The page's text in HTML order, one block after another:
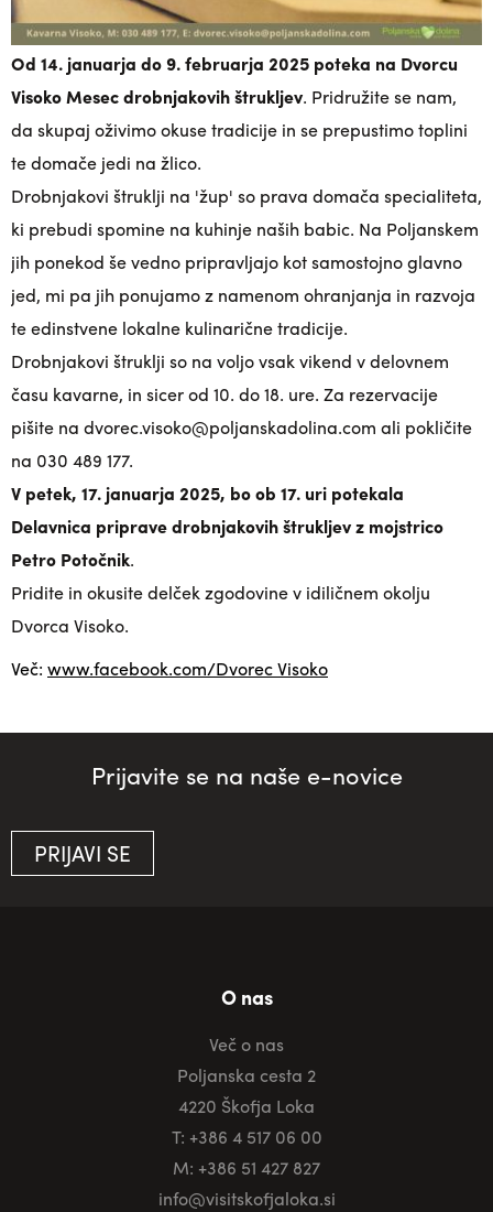
Od 14. januarja do 9. februarja 2025 poteka na Dvorcu
Visoko Mesec drobnjakovih štrukljev. Pridružite se nam,
da skupaj oživimo okuse tradicije in se prepustimo toplini
te domače jedi na žlico.
Drobnjakovi štruklji na 'žup' so prava domača specialiteta,
ki prebudi spomine na kuhinje naših babic. Na Poljanskem
jih ponekod še vedno pripravljajo kot samostojno glavno
jed, mi pa jih ponujamo z namenom ohranjanja in razvoja
te edinstvene lokalne kulinarične tradicije.
Drobnjakovi štruklji so na voljo vsak vikend v delovnem
času kavarne, in sicer od 10. do 18. ure. Za rezervacije
pišite na dvorec.visoko@poljanskadolina.com ali pokličite
na 030 489 177.
V petek, 17. januarja 2025, bo ob 17. uri potekala
Delavnica priprave drobnjakovih štrukljev z mojstrico
Petro Potočnik.
Pridite in okusite delček zgodovine v idiličnem okolju
Dvorca Visoko.
Več: www.facebook.com/Dvorec Visoko
Prijavite se na naše e-novice
PRIJAVI SE
O nas
Več o nas
Poljanska cesta 2
4220 Škofja Loka
T: +386 4 517 06 00
M: +386 51 427 827
info@visitskofjaloka.si